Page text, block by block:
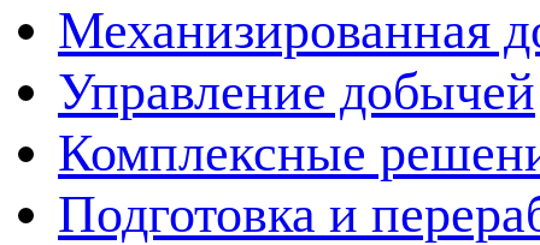
Механизированная
Управление добычей
Комплексные
Подготовка и